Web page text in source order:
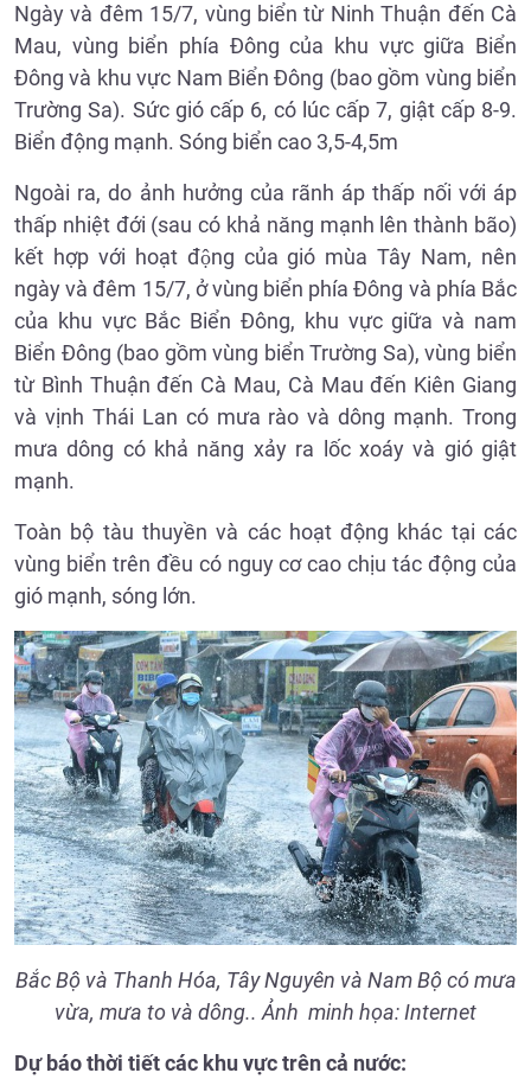
Ngày và đêm 15/7, vùng biển từ Ninh Thuận đến Cà
Mau, vùng biển phía Đông của khu vực giữa Biển
Đông và khu vực Nam Biển Đông (bao gồm vùng biển
Trường Sa). Sức gió cấp 6, có lúc cấp 7, giật cấp 8-9.
Biển động mạnh. Sóng biển cao 3,5-4,5m
Ngoài ra, do ảnh hưởng của rãnh áp thấp nối với áp
thấp nhiệt đới (sau có khả năng mạnh lên thành bão)
kết hợp với hoạt động của gió mùa Tây Nam, nên
ngày và đêm 15/7, ở vùng biển phía Đông và phía Bắc
của khu vực Bắc Biển Đông, khu vực giữa và nam
Biển Đông (bao gồm vùng biển Trường Sa), vùng biển
từ Bình Thuận đến Cà Mau, Cà Mau đến Kiên Giang
và vịnh Thái Lan có mưa rào và dông mạnh. Trong
mưa dông có khả năng xảy ra lốc xoáy và gió giật
mạnh.
Toàn bộ tàu thuyền và các hoạt động khác tại các
vùng biển trên đều có nguy cơ cao chịu tác động của
gió mạnh, sóng lớn.
Bắc Bộ và Thanh Hóa, Tây Nguyên và Nam Bộ có mưa
vừa, mưa to và dông.. Ảnh minh họa: Internet
Dự báo thời tiết các khu vực trên cả nước: